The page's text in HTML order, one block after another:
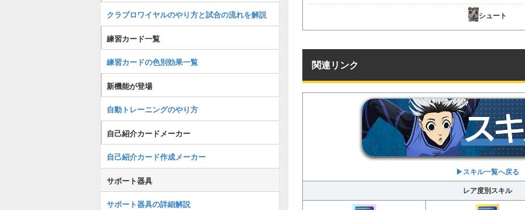
シュート
関連リンク
▶︎スキル一覧へ戻る
レア度別スキル
クラブロワイヤルのやり方と試合の流れを解説
練習カード一覧
練習カードの色別効果一覧
新機能が登場
自動トレーニングのやり方
自己紹介カードメーカー
自己紹介カード作成メーカー
サポート器具
サポート器具の詳細解説